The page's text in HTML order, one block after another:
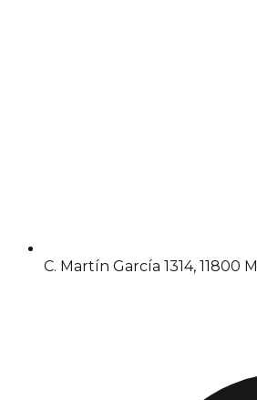
C. Martín García 1314, 11800